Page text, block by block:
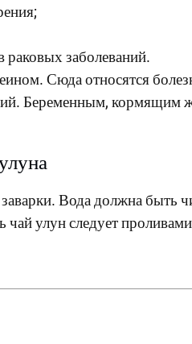
раковых заболеваний.
Сюда относятся
Беременным,
Вода должна быть
чай улун следует